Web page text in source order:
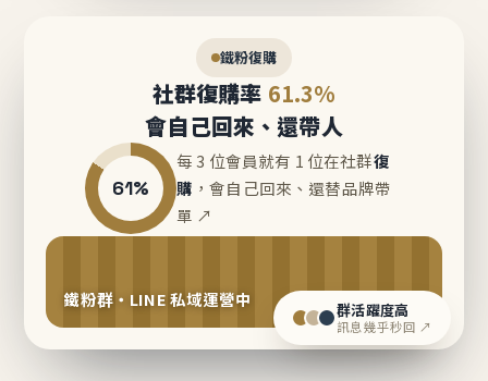
鐵粉復購
社群復購率 61.3%
會自己回來、還帶人
61%
每 3 位會員就有 1 位在社群復
購 ，會自己回來、還替品牌帶
單 ↗
鐵粉群・LINE 私域運營中 群活躍度高
訊息幾乎秒回 ↗